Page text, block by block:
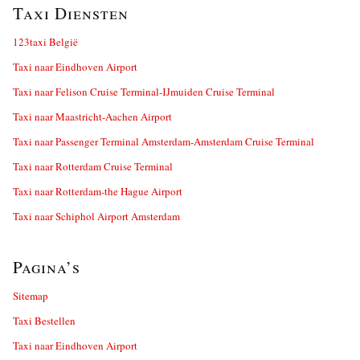
Taxi Diensten
123taxi België
Taxi naar Eindhoven Airport
Taxi naar Felison Cruise Terminal-IJmuiden Cruise Terminal
Taxi naar Maastricht-Aachen Airport
Taxi naar Passenger Terminal Amsterdam-Amsterdam Cruise Terminal
Taxi naar Rotterdam Cruise Terminal
Taxi naar Rotterdam-the Hague Airport
Taxi naar Schiphol Airport Amsterdam
Pagina’s
Sitemap
Taxi Bestellen
Taxi naar Eindhoven Airport